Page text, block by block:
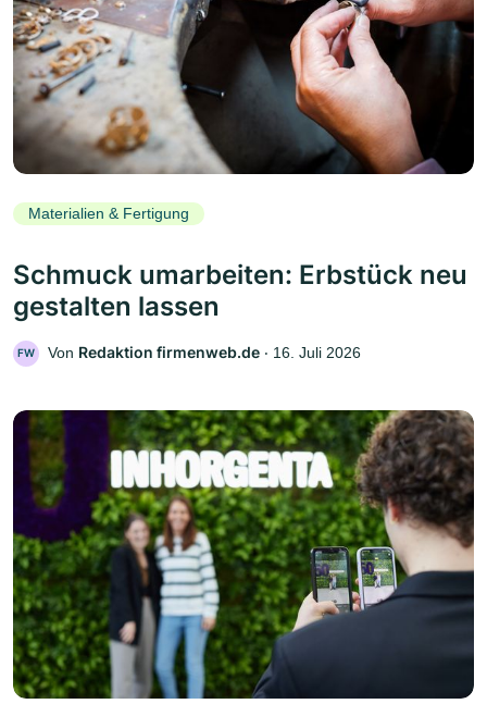
Materialien & Fertigung
Schmuck umarbeiten: Erbstück neu
gestalten lassen
FW Von Redaktion firmenweb.de ‧ 16. Juli 2026